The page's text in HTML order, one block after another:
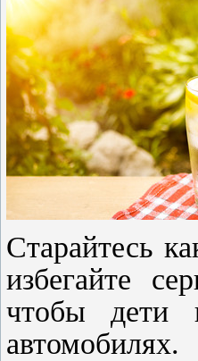
Старайтесь
избегайте
чтобы дети
автомобилях.